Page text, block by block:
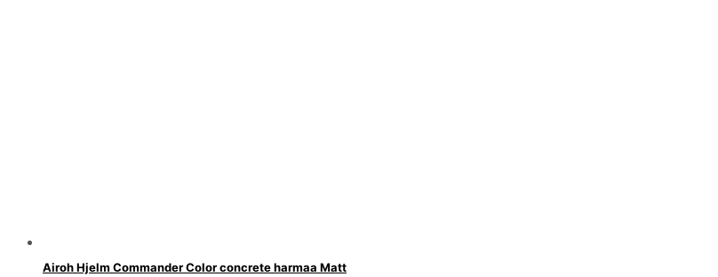
Airoh Hjelm Commander Color concrete harmaa Matt